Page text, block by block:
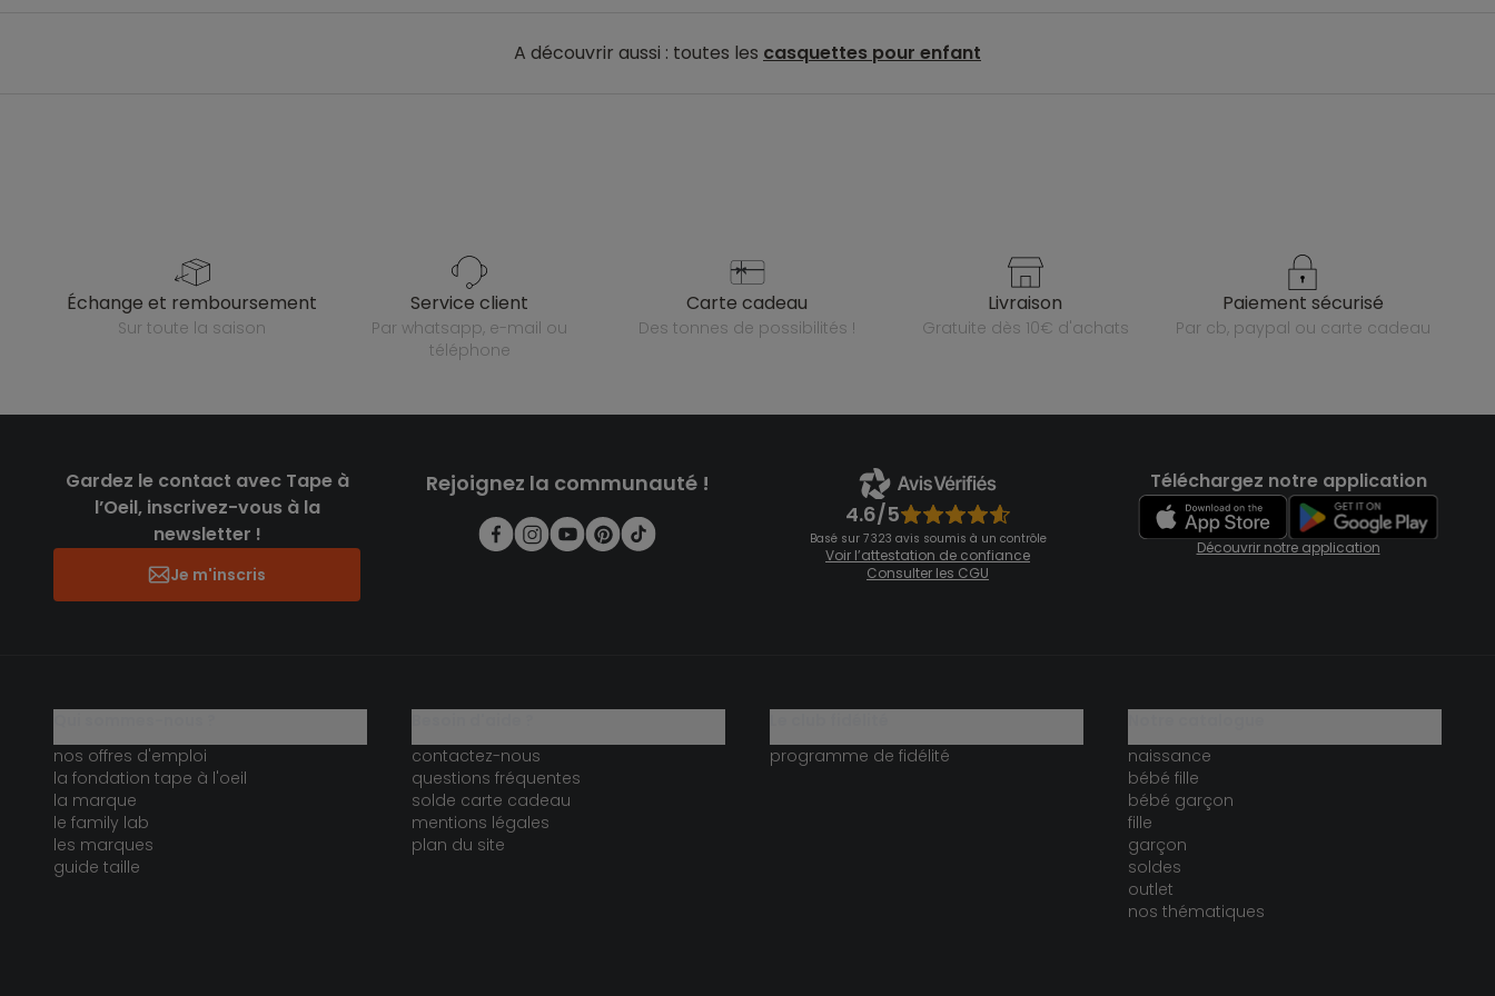
A découvrir aussi : toutes les casquettes pour enfant
échange et remboursement
sur toute la saison
service client
par whatsapp, e-mail ou
téléphone
carte cadeau
des tonnes de possibilités !
livraison
gratuite dès 10€ d'achats
paiement sécurisé
par cb, paypal ou carte cadeau
Gardez le contact avec Tape à
l’Oeil, inscrivez-vous à la
newsletter !
Je m'inscris
Rejoignez la communauté !
4.6/5
Basé sur 7 323 avis soumis à un contrôle
Voir l’attestation de confiance
Consulter les CGU
Téléchargez notre application
Découvrir notre application
nos offres d'emploi
la fondation tape à l'oeil
la marque
le family lab
les marques
guide taille
contactez-nous
questions fréquentes
solde carte cadeau
mentions légales
plan du site
programme de fidélité
naissance
bébé fille
bébé garçon
fille
garçon
soldes
outlet
nos thématiques